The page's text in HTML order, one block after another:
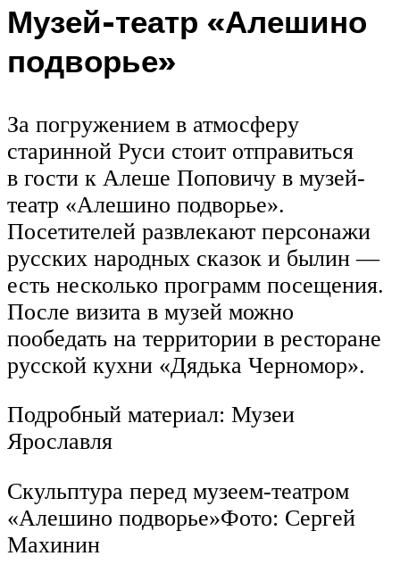
Музей-театр «Алешино
подворье»
За погружением в атмосферу
старинной Руси стоит отправиться
в гости к Алеше Поповичу в музей-
театр «Алешино подворье».
Посетителей развлекают персонажи
русских народных сказок и былин —
есть несколько программ посещения.
После визита в музей можно
пообедать на территории в ресторане
русской кухни «Дядька Черномор».
Подробный материал: Музеи
Ярославля
Скульптура перед музеем-театром
«Алешино подворье»Фото: Сергей
Махинин